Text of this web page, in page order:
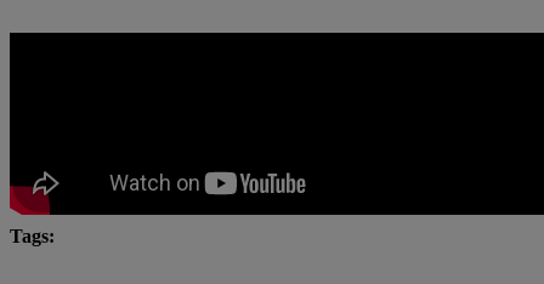
Tags: